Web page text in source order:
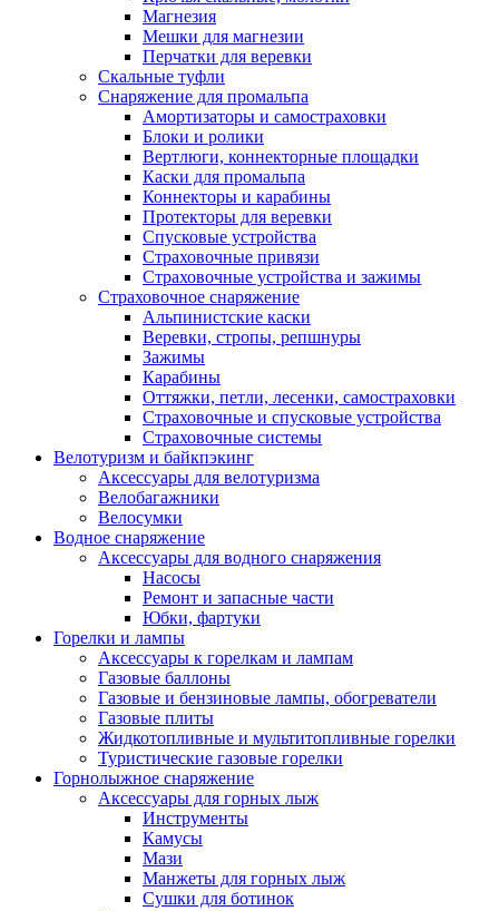
Магнезия
Мешки для магнезии
Перчатки для веревки
Скальные туфли
Снаряжение для промальпа
Амортизаторы и самостраховки
Блоки и ролики
Вертлюги, коннекторные площадки
Каски для промальпа
Коннекторы и карабины
Протекторы для веревки
Спусковые устройства
Страховочные привязи
Страховочные устройства и зажимы
Страховочное снаряжение
Альпинистские каски
Веревки, стропы, репшнуры
Зажимы
Карабины
Оттяжки, петли, лесенки, самостраховки
Страховочные и спусковые устройства
Страховочные системы
Велотуризм и байкпэкинг
Аксессуары для велотуризма
Велобагажники
Велосумки
Водное снаряжение
Аксессуары для водного снаряжения
Насосы
Ремонт и запасные части
Юбки, фартуки
Горелки и лампы
Аксессуары к горелкам и лампам
Газовые баллоны
Газовые и бензиновые лампы, обогреватели
Газовые плиты
Жидкотопливные и мультитопливные горелки
Туристические газовые горелки
Горнолыжное снаряжение
Аксессуары для горных лыж
Инструменты
Камусы
Мази
Манжеты для горных лыж
Сушки для ботинок